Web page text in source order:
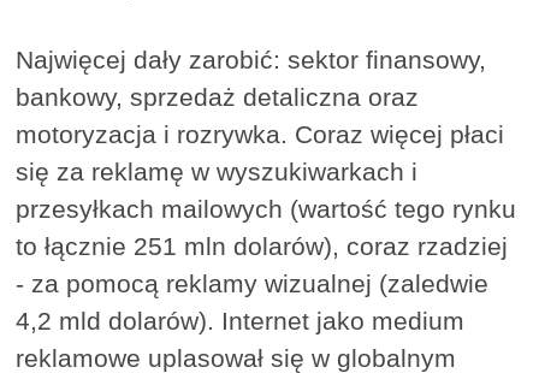
Najwięcej dały zarobić: sektor finansowy,
bankowy, sprzedaż detaliczna oraz
motoryzacja i rozrywka. Coraz więcej płaci
się za reklamę w wyszukiwarkach i
przesyłkach mailowych (wartość tego rynku
to łącznie 251 mln dolarów), coraz rzadziej
- za pomocą reklamy wizualnej (zaledwie
4,2 mld dolarów). Internet jako medium
reklamowe uplasował się w globalnym